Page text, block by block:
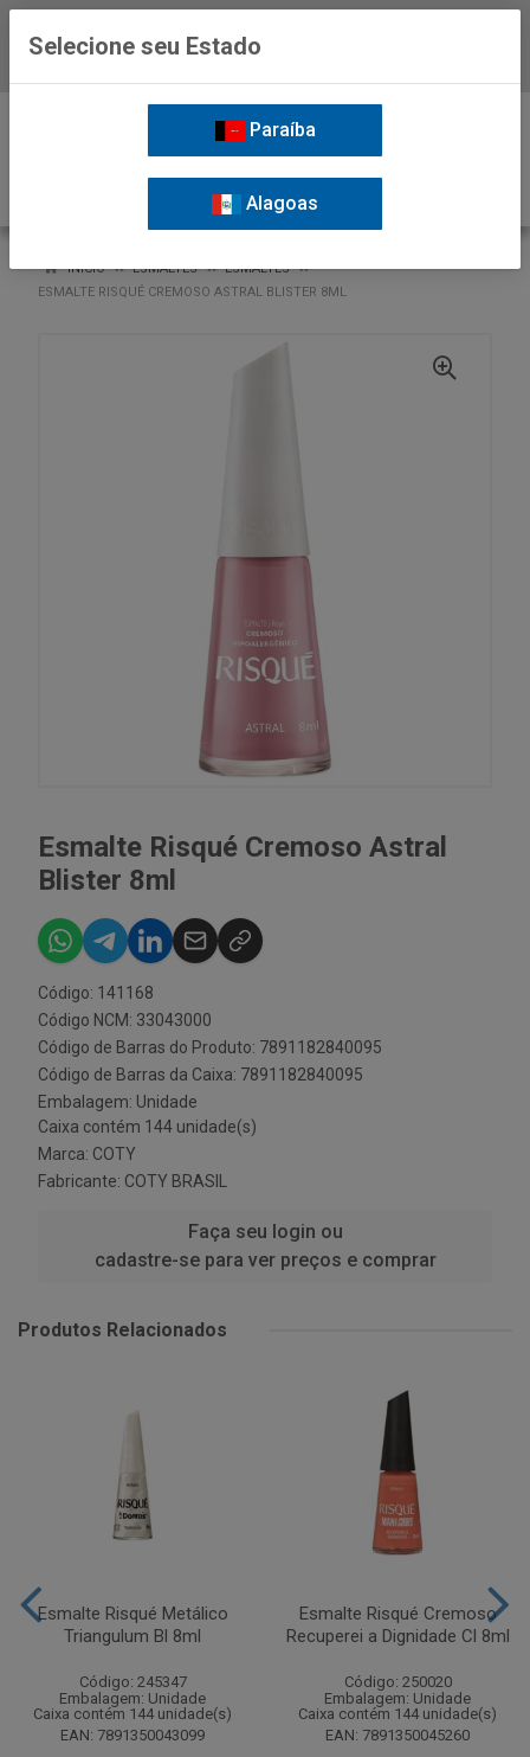
INÍCIO ESMALTES
ESMALTES
ESMALTE RISQUÉ CREMOSO ASTRAL BLISTER 8ML
Esmalte Risqué Cremoso Astral
Blister 8ml
Código: 141168
Código NCM: 33043000
Código de Barras do Produto: 7891182840095
Código de Barras da Caixa: 7891182840095
Embalagem: Unidade
Caixa contém 144 unidade(s)
Marca: COTY
Fabricante: COTY BRASIL
Faça seu login ou
cadastre-se para ver preços e comprar
Produtos Relacionados
Esmalte Risqué Metálico
Triangulum Bl 8ml
Código: 245347
Embalagem: Unidade
Caixa contém 144 unidade(s)
EAN: 7891350043099
Esmalte Risqué Cremoso
Recuperei a Dignidade Cl 8ml
Código: 250020
Embalagem: Unidade
Caixa contém 144 unidade(s)
EAN: 7891350045260
Selecione seu Estado
Paraíba
Alagoas